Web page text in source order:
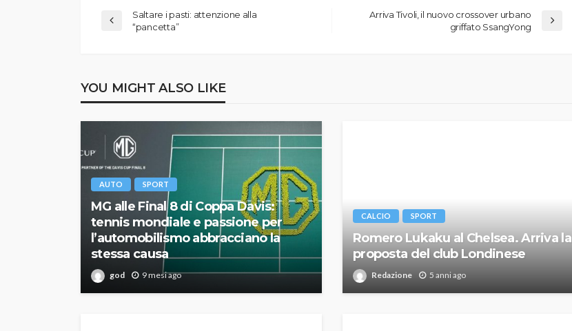
Saltare i pasti: attenzione alla
“pancetta”
Arriva Tivoli, il nuovo crossover urbano
griffato SsangYong
YOU MIGHT ALSO LIKE
AUTO SPORT
MG alle Final 8 di Coppa Davis:
tennis mondiale e passione per
l’automobilismo abbracciano la
stessa causa
god 9 mesi ago
CALCIO SPORT
Romero Lukaku al Chelsea. Arriva la
proposta del club Londinese
Redazione 5 anni ago